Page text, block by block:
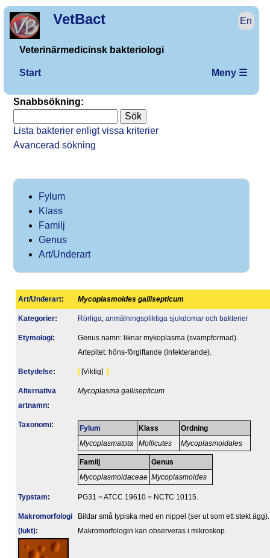
VetBact En
Veterinärmedicinsk bakteriologi
Start Meny ☰
Snabbsökning:
Lista bakterier enligt vissa kriterier
Avancerad sökning
Fylum
Klass
Familj
Genus
Art/Underart
Art/Underart: Mycoplasmoides gallisepticum
Kategorier: Rörliga; anmälningspliktiga sjukdomar och bakterier
Etymologi:
Genus namn: liknar mykoplasma (svampformad).
Artepitet: höns-förgiftande (infekterande).
Betydelse: [Viktig]
Alternativa
artnamn:
Mycoplasma gallisepticum
Taxonomi: Fylum
Mycoplasmatota
Klass
Mollicutes
Ordning
Mycoplasmoidales
Familj
Mycoplasmoidaceae
Genus
Mycoplasmoides
Typstam: PG31 = ATCC 19610 = NCTC 10115.
Makromorfologi
(lukt):
Bildar små typiska med en nippel (ser ut som ett stekt ägg).
Makromorfologin kan observeras i mikroskop.